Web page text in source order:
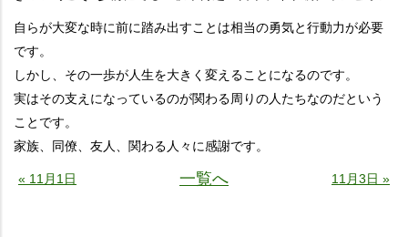
自らが大変な時に前に踏み出すことは相当の勇気と行動力が必要
です。
しかし、その一歩が人生を大きく変えることになるのです。
実はその支えになっているのが関わる周りの人たちなのだという
ことです。
家族、同僚、友人、関わる人々に感謝です。
« 11月1日 一覧へ 11月3日 »